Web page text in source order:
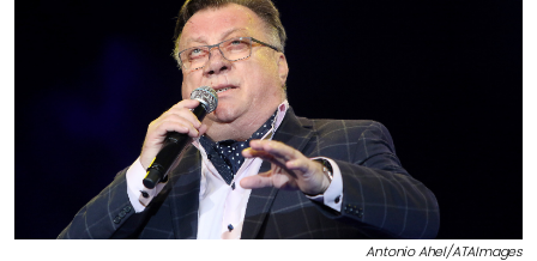
Antonio Ahel/ATAImages